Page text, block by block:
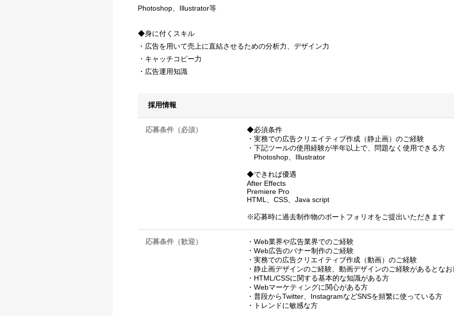
Photoshop、Illustrator等
◆身に付くスキル
・広告を用いて売上に直結させるための分析力、デザイン力
・キャッチコピー力
・広告運用知識
採用情報
応募条件（必須）
◆必須条件
・実務での広告クリエイティブ作成（静止画）のご経験
・下記ツールの使用経験が半年以上で、問題なく使用できる方
Photoshop、Illustrator
◆できれば優遇
After Effects
Premiere Pro
HTML、CSS、Java script
※応募時に過去制作物のポートフォリオをご提出いただきます
応募条件（歓迎）
・Web業界や広告業界でのご経験
・Web広告のバナー制作のご経験
・実務での広告クリエイティブ作成（動画）のご経験
・静止画デザインのご経験、動画デザインのご経験があるとな
・HTML/CSSに関する基本的な知識がある方
・Webマーケティングに関心がある方
・普段からTwitter、InstagramなどSNSを頻繁に使っている方
・トレンドに敏感な方